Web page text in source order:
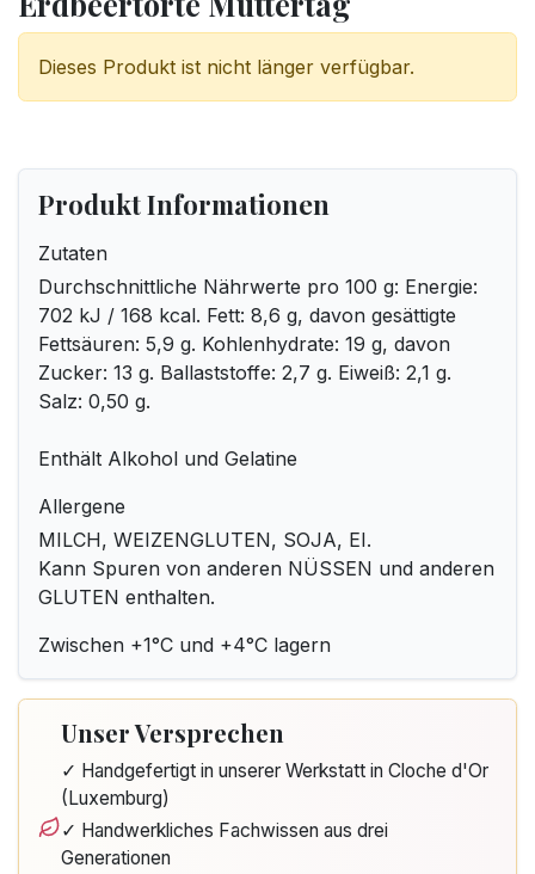
Dieses Produkt ist nicht länger verfügbar.
Produkt Informationen
Zutaten
Durchschnittliche Nährwerte pro 100 g: Energie:
702 kJ / 168 kcal. Fett: 8,6 g, davon gesättigte
Fettsäuren: 5,9 g. Kohlenhydrate: 19 g, davon
Zucker: 13 g. Ballaststoffe: 2,7 g. Eiweiß: 2,1 g.
Salz: 0,50 g.
Enthält Alkohol und Gelatine
Allergene
MILCH, WEIZENGLUTEN, SOJA, EI.
Kann Spuren von anderen NÜSSEN und anderen
GLUTEN enthalten.
Zwischen +1°C und +4°C lagern
Unser Versprechen
✓ Handgefertigt in unserer Werkstatt in Cloche d'Or
(Luxemburg)
✓ Handwerkliches Fachwissen aus drei
Generationen